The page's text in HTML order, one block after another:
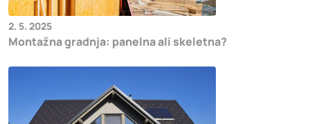
2. 5. 2025
Montažna gradnja: panelna ali skeletna?